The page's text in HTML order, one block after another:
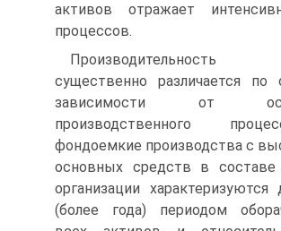
активов отражает
процессов.
Производительность
существенно различается по
зависимости от
производственного
фондоемкие производства с
основных средств в
организации характеризуются
(более года) периодом